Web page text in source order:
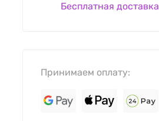
Бесплатная доставка
Принимаем оплату: